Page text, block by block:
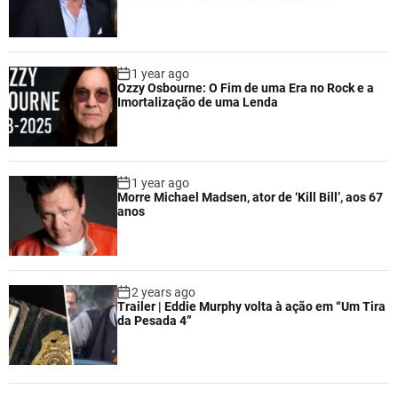
1 year ago
Ozzy Osbourne: O Fim de uma Era no Rock e a
Imortalização de uma Lenda
1 year ago
Morre Michael Madsen, ator de ‘Kill Bill’, aos 67
anos
2 years ago
Trailer | Eddie Murphy volta à ação em “Um Tira
da Pesada 4”